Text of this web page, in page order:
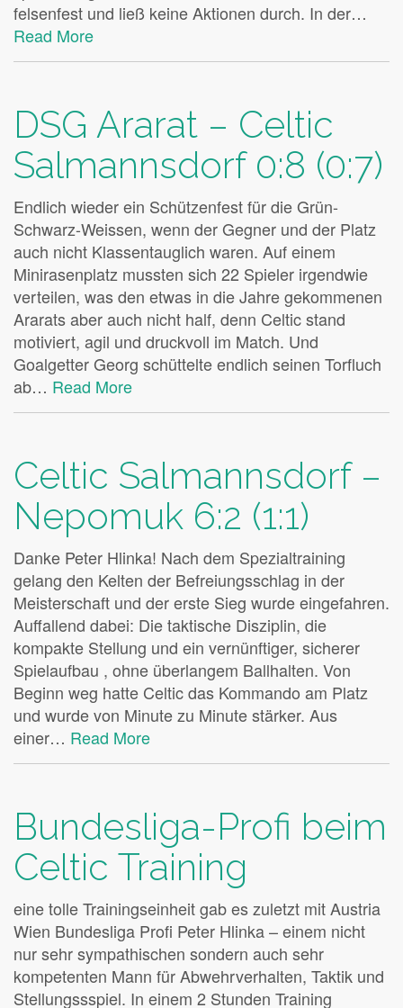
felsenfest und ließ keine Aktionen durch. In der…
Read More
DSG Ararat – Celtic
Salmannsdorf 0:8 (0:7)
Endlich wieder ein Schützenfest für die Grün-
Schwarz-Weissen, wenn der Gegner und der Platz
auch nicht Klassentauglich waren. Auf einem
Minirasenplatz mussten sich 22 Spieler irgendwie
verteilen, was den etwas in die Jahre gekommenen
Ararats aber auch nicht half, denn Celtic stand
motiviert, agil und druckvoll im Match. Und
Goalgetter Georg schüttelte endlich seinen Torfluch
ab… Read More
Celtic Salmannsdorf –
Nepomuk 6:2 (1:1)
Danke Peter Hlinka! Nach dem Spezialtraining
gelang den Kelten der Befreiungsschlag in der
Meisterschaft und der erste Sieg wurde eingefahren.
Auffallend dabei: Die taktische Disziplin, die
kompakte Stellung und ein vernünftiger, sicherer
Spielaufbau , ohne überlangem Ballhalten. Von
Beginn weg hatte Celtic das Kommando am Platz
und wurde von Minute zu Minute stärker. Aus
einer… Read More
Bundesliga-Profi beim
Celtic Training
eine tolle Trainingseinheit gab es zuletzt mit Austria
Wien Bundesliga Profi Peter Hlinka – einem nicht
nur sehr sympathischen sondern auch sehr
kompetenten Mann für Abwehrverhalten, Taktik und
Stellungssspiel. In einem 2 Stunden Training